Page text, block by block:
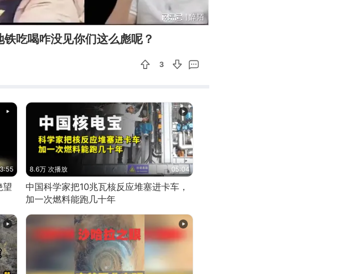
02:25
吃喝咋没见你们这么彪呢？
3
望
8.6万 次播放 05:04
中国科学家把10兆瓦核反应堆塞进卡车，
加一次燃料能跑几十年